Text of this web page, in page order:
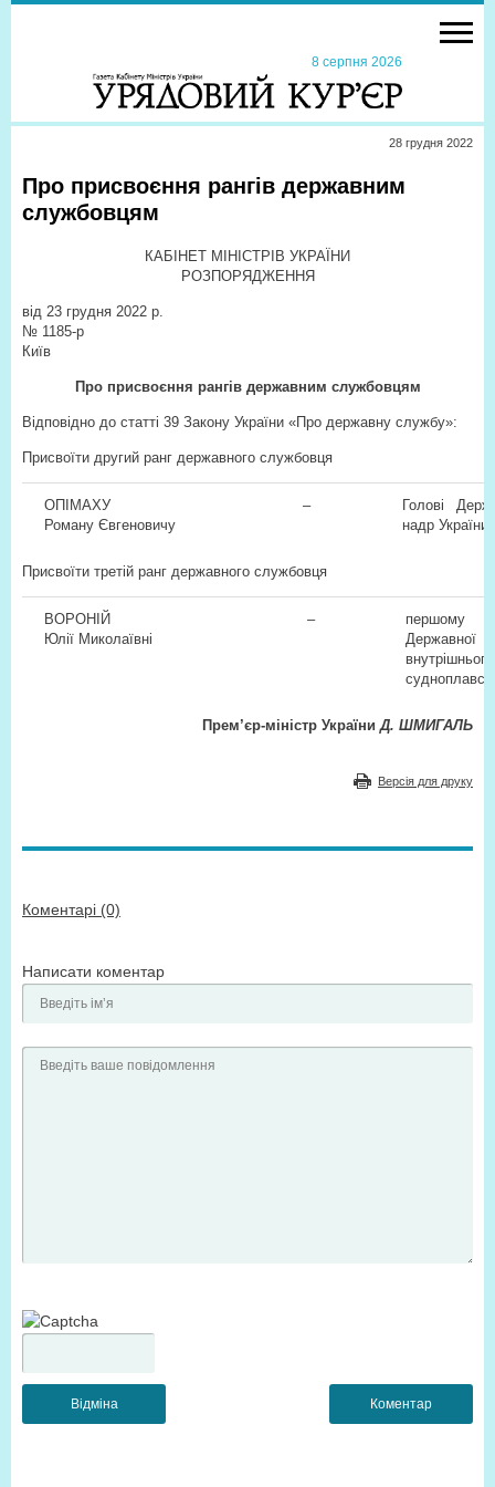
8 серпня 2026
28 грудня 2022
Про присвоєння рангів державним
службовцям
КАБІНЕТ МІНІСТРІВ УКРАЇНИ
РОЗПОРЯДЖЕННЯ
від 23 грудня 2022 р.
№ 1185-р
Київ
Про присвоєння рангів державним службовцям
Відповідно до статті 39 Закону України «Про державну службу»:
Присвоїти другий ранг державного службовця
ОПІМАХУ
Роману Євгеновичу
–
Голові
надр України
Присвоїти третій ранг державного службовця
ВОРОНІЙ
Юлії Миколаївні
–
першому
Прем’єр-міністр УкраїниД. ШМИГАЛЬ
Версія для друку
Коментарі (0)
Написати коментар